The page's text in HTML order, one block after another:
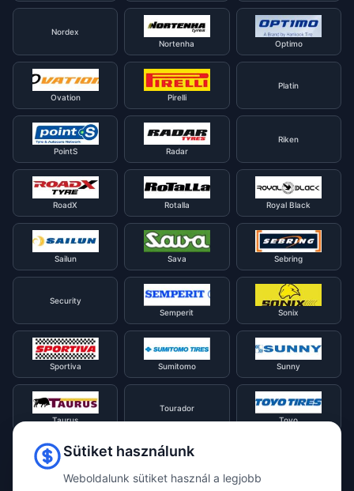
Nordex
Nortenha
Optimo
Ovation Pirelli
Platin
PointS Radar
Riken
RoadX Rotalla Royal Black
Sailun Sava Sebring
Security
Semperit
Sonix
Sportiva Sumitomo Sunny
Taurus
Tourador
Toyo
Tracmax
Triangle
Sütiket használunk
Weboldalunk sütiket használ a legjobb